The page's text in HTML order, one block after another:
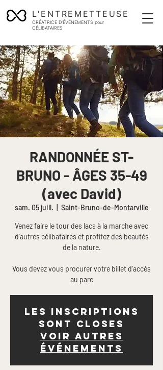
L'ENTREMETTEUSE
CRÉATRICE D'ÉVÉNEMENTS pour
CÉLIBATAIRES
RANDONNÉE ST-
BRUNO - ÂGES 35-49
(avec David)
sam. 05 juill. Saint-Bruno-de-Montarville
Venez faire le tour des lacs à la marche avec
d'autres célibataires et profitez des beautés
de la nature.
Vous devez vous procurer votre billet d'accès
au parc
Les inscriptions
sont closes
Voir autres
événements